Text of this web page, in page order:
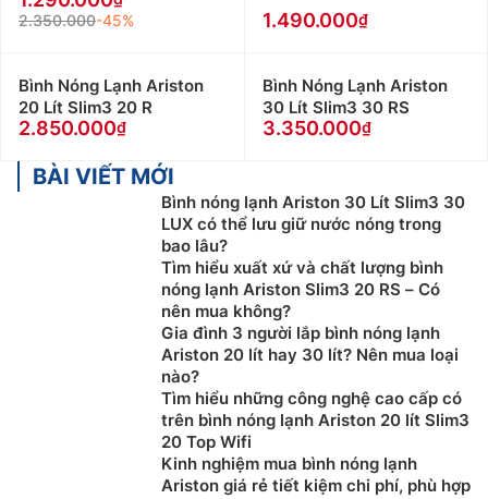
2.350.000-45% 1.490.000
Bình Nóng Lạnh Ariston
20 Lít Slim3 20 R
2.850.000
Bình Nóng Lạnh Ariston
30 Lít Slim3 30 RS
3.350.000
BÀI VIẾT MỚI
Bình nóng lạnh Ariston 30 Lít Slim3 30
LUX có thể lưu giữ nước nóng trong
bao lâu?
Tìm hiểu xuất xứ và chất lượng bình
nóng lạnh Ariston Slim3 20 RS – Có
nên mua không?
Gia đình 3 người lắp bình nóng lạnh
Ariston 20 lít hay 30 lít? Nên mua loại
nào?
Tìm hiểu những công nghệ cao cấp có
trên bình nóng lạnh Ariston 20 lít Slim3
20 Top Wifi
Kinh nghiệm mua bình nóng lạnh
Ariston giá rẻ tiết kiệm chi phí, phù hợp